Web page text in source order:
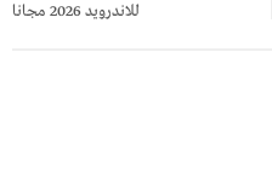
للاندرويد 2026 مجانا